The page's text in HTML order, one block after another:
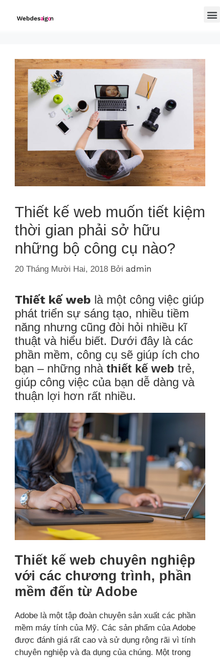
Thiết kế web muốn tiết kiệm
thời gian phải sở hữu
những bộ công cụ nào?
20 Tháng Mười Hai, 2018 Bởi admin
Thiết kế web là một công việc giúp
phát triển sự sáng tạo, nhiều tiềm
năng nhưng cũng đòi hỏi nhiều kĩ
thuật và hiểu biết. Dưới đây là các
phần mềm, công cụ sẽ giúp ích cho
bạn – những nhà thiết kế web trẻ,
giúp công việc của bạn dễ dàng và
thuận lợi hơn rất nhiều.
Thiết kế web chuyên nghiệp
với các chương trình, phần
mềm đến từ Adobe
Adobe là một tập đoàn chuyên sản xuất các phần
mềm máy tính của Mỹ. Các sản phẩm của Adobe
được đánh giá rất cao và sử dụng rộng rãi vì tính
chuyên nghiệp và đa dụng của chúng. Một trong